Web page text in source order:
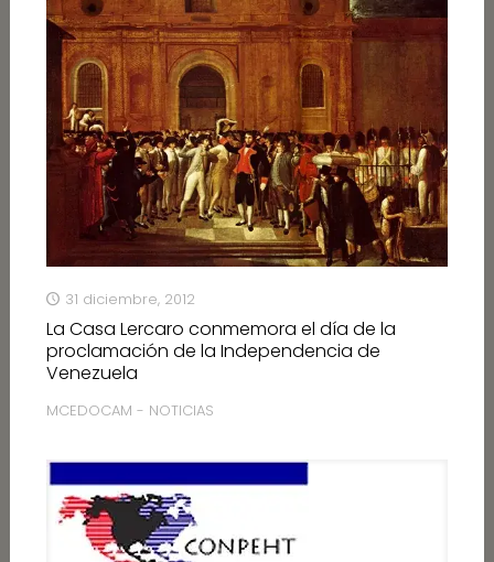
31 diciembre, 2012
La Casa Lercaro conmemora el día de la
proclamación de la Independencia de
Venezuela
MCEDOCAM - NOTICIAS